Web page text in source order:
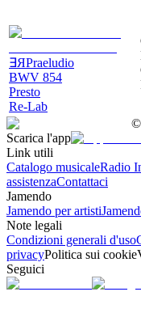
∃ЯPraeludio
BWV 854
Presto
Re-Lab
©
Scarica l'app
Link utili
Catalogo musicaleRadio
assistenzaContattaci
Jamendo
Jamendo per artisti
Note legali
Condizioni generali d'uso
privacyPolitica sui cookie
Seguici